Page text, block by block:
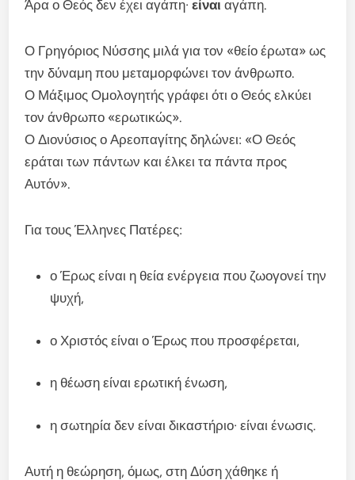
Άρα ο Θεός δεν έχει αγάπη·είναι αγάπη.
Ο Γρηγόριος Νύσσης μιλά για τον «θείο έρωτα» ως
την δύναμη που μεταμορφώνει τον άνθρωπο.
Ο Μάξιμος Ομολογητής γράφει ότι ο Θεός ελκύει
τον άνθρωπο «ερωτικώς».
Ο Διονύσιος ο Αρεοπαγίτης δηλώνει: «Ο Θεός
εράται των πάντων και έλκει τα πάντα προς
Αυτόν».
Για τους Έλληνες Πατέρες:
ο Έρως είναι η θεία ενέργεια που ζωογονεί την
ψυχή,
ο Χριστός είναι ο Έρως που προσφέρεται,
η θέωση είναι ερωτική ένωση,
η σωτηρία δεν είναι δικαστήριο· είναι ένωσις.
Αυτή η θεώρηση, όμως, στη Δύση χάθηκε ή